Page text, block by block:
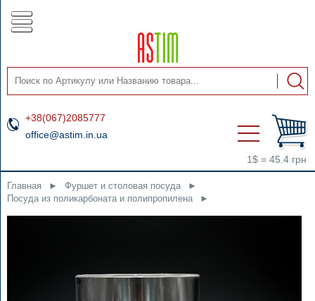
+38(067)2085777
office@astim.in.ua
1$ = 45.4 грн
Главная ► Фуршет и столовая посуда
►
Посуда из поликарбоната и полипропилена
►